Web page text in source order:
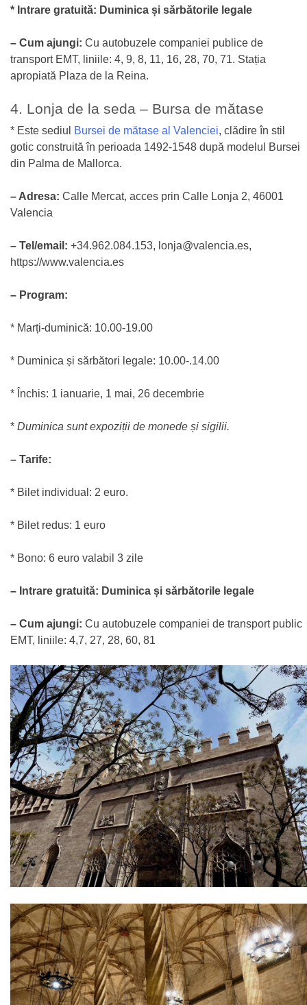
* Intrare gratuită: Duminica și sărbătorile legale
– Cum ajungi: Cu autobuzele companiei publice de
transport EMT, liniile: 4, 9, 8, 11, 16, 28, 70, 71. Stația
apropiată Plaza de la Reina.
4. Lonja de la seda – Bursa de mătase
* Este sediul Bursei de mătase al Valenciei, clădire în stil
gotic construită în perioada 1492-1548 după modelul Bursei
din Palma de Mallorca.
– Adresa: Calle Mercat, acces prin Calle Lonja 2, 46001
Valencia
– Tel/email: +34.962.084.153, lonja@valencia.es,
https://www.valencia.es
– Program:
* Marți-duminică: 10.00-19.00
* Duminica și sărbători legale: 10.00-.14.00
* Închis: 1 ianuarie, 1 mai, 26 decembrie
* Duminica sunt expoziții de monede și sigilii.
– Tarife:
* Bilet individual: 2 euro.
* Bilet redus: 1 euro
* Bono: 6 euro valabil 3 zile
– Intrare gratuită: Duminica și sărbătorile legale
– Cum ajungi: Cu autobuzele companiei de transport public
EMT, liniile: 4,7, 27, 28, 60, 81